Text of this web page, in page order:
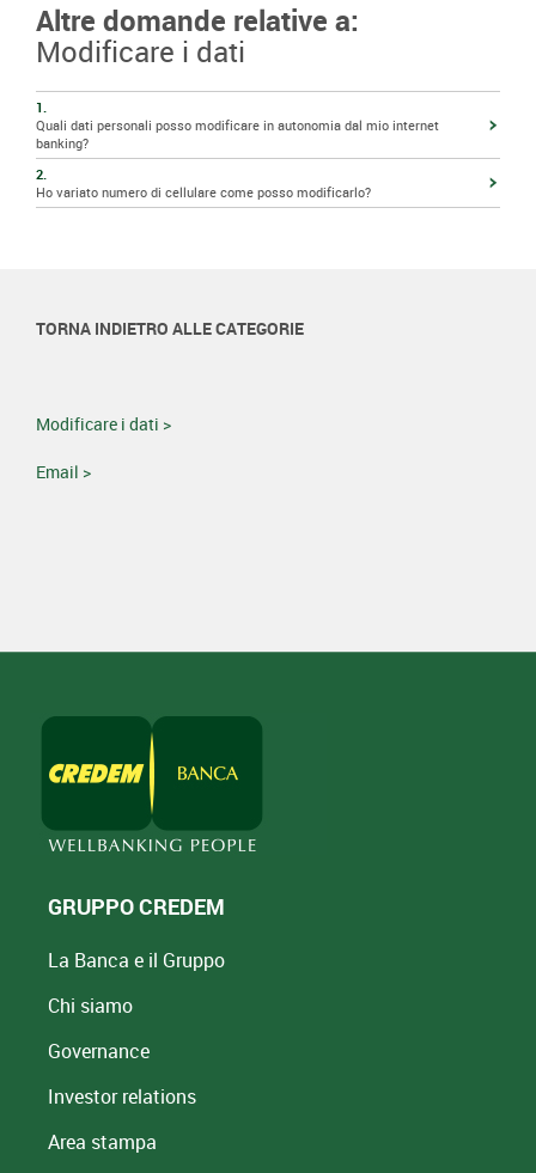
Altre domande relative a:
Modificare i dati
1.
Quali dati personali posso modificare in autonomia dal mio internet
banking?
2.
Ho variato numero di cellulare come posso modificarlo?
TORNA INDIETRO ALLE CATEGORIE
Modificare i dati >
Email >
GRUPPO CREDEM
La Banca e il Gruppo
Chi siamo
Governance
Investor relations
Area stampa